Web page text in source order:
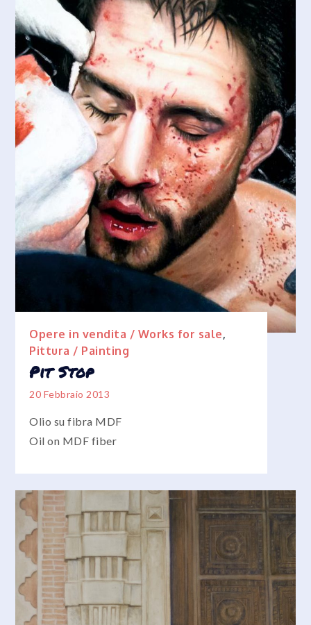
Opere in vendita / Works for sale,
Pittura / Painting
Pit Stop
20 Febbraio 2013
Olio su fibra MDF
Oil on MDF fiber